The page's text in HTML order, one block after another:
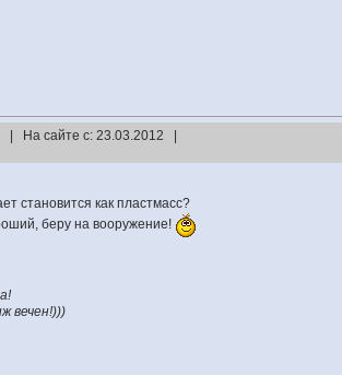
| На сайте с: 23.03.2012 |
становится как пластмасс?
беру на вооружение!
вечен!)))